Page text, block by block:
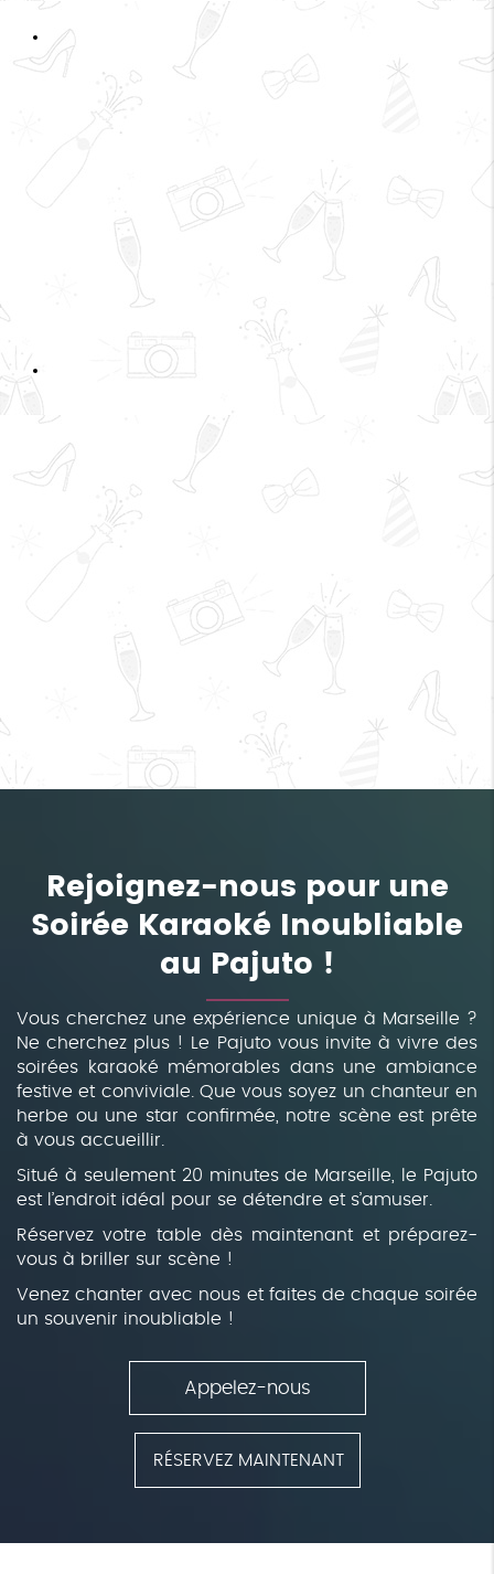
Rejoignez-nous pour une
Soirée Karaoké Inoubliable
au Pajuto !
Vous cherchez une expérience unique à Marseille ?
Ne cherchez plus ! Le Pajuto vous invite à vivre des
soirées karaoké mémorables dans une ambiance
festive et conviviale. Que vous soyez un chanteur en
herbe ou une star confirmée, notre scène est prête
à vous accueillir.
Situé à seulement 20 minutes de Marseille, le Pajuto
est l’endroit idéal pour se détendre et s’amuser.
Réservez votre table dès maintenant et préparez-
vous à briller sur scène !
Venez chanter avec nous et faites de chaque soirée
un souvenir inoubliable !
Appelez-nous
RÉSERVEZ MAINTENANT